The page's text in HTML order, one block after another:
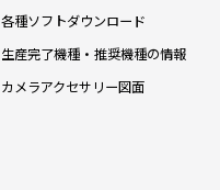
各種ソフトダウンロード
生産完了機種・推奨機種の情報
カメラアクセサリー図面